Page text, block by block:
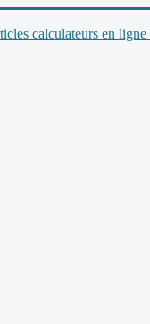
calculateurs en ligne